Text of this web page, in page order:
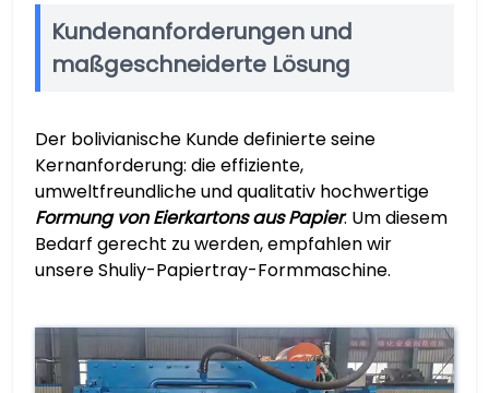
Kundenanforderungen und
maßgeschneiderte Lösung
Der bolivianische Kunde definierte seine
Kernanforderung: die effiziente,
umweltfreundliche und qualitativ hochwertige
Formung von Eierkartons aus Papier. Um diesem
Bedarf gerecht zu werden, empfahlen wir
unsere Shuliy-Papiertray-Formmaschine.